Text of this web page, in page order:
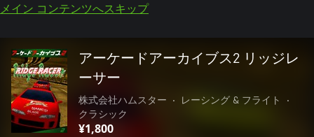
メイン コンテンツへスキップ
アーケードアーカイブス2 リッジレ
ーサー
株式会社ハムスター • レーシング & フライト
•
クラシック
¥1,800